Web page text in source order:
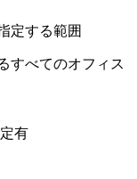
定する範囲
すべてのオフィス
有